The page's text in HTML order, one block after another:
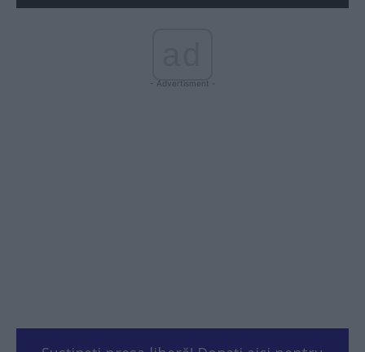
- Advertisment -